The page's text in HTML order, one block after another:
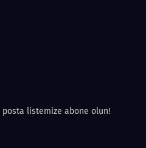
listemize abone olun!